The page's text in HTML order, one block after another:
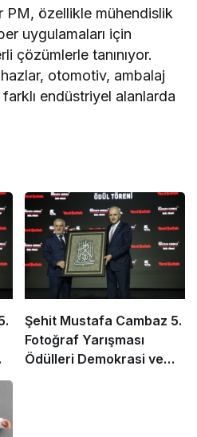
PM, özellikle mühendislik
uygulamaları için
çözümlerle tanınıyor.
otomotiv, ambalaj
endüstriyel alanlarda
Şehit Mustafa Cambaz 5.
Fotoğraf Yarışması
Ödülleri Demokrasi ve